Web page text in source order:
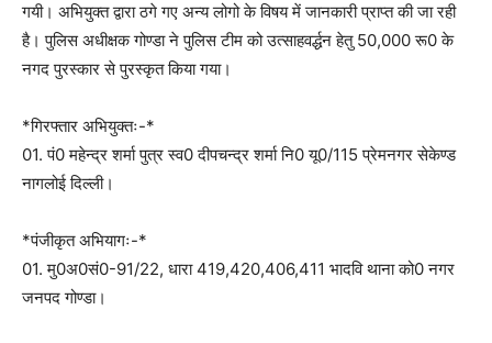
गयी। अभियुक्त द्वारा ठगे गए अन्य लोगो के विषय में जानकारी प्राप्त की जा रही
है। पुलिस अधीक्षक गोण्डा ने पुलिस टीम को उत्साहवर्द्धन हेतु 50,000 रू0 के
नगद पुरस्कार से पुरस्कृत किया गया।
*गिरफ्तार अभियुक्तः-*
01. पं0 महेन्द्र शर्मा पुत्र स्व0 दीपचन्द्र शर्मा नि0 यू0/115 प्रेमनगर सेकेण्ड
नागलोई दिल्ली।
*पंजीकृत अभियागः-*
01. मु0अ0सं0-91/22, धारा 419,420,406,411 भादवि थाना को0 नगर
जनपद गोण्डा।